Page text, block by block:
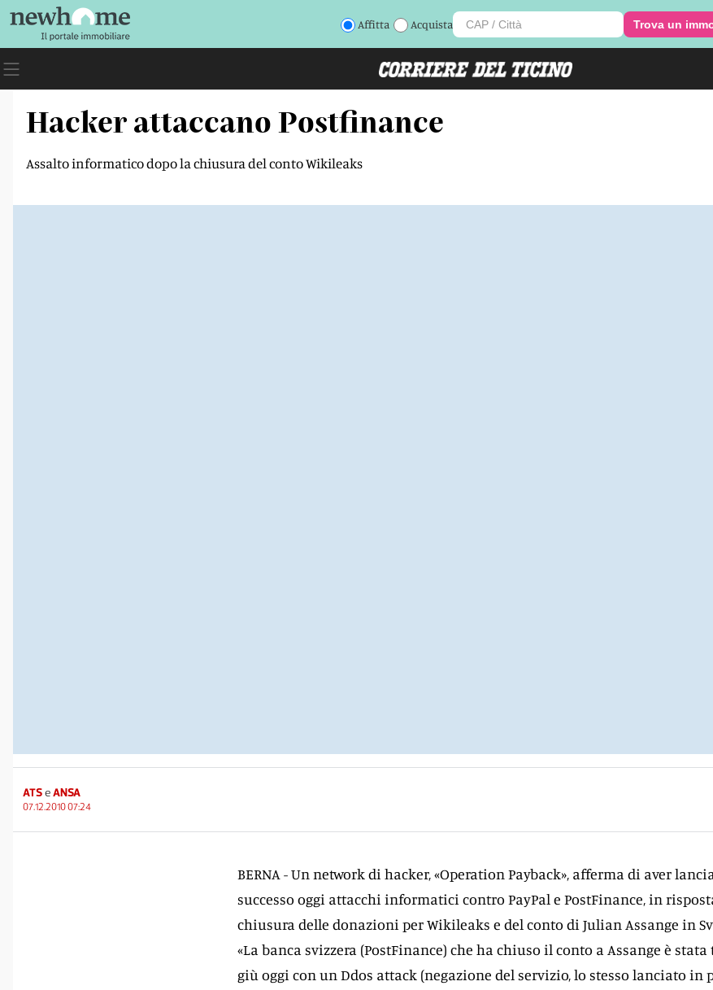
Affitta Acquista Trova un
Hacker attaccano Postfinance
Assalto informatico dopo la chiusura del conto Wikileaks
ATSeANSA
07.12.2010 07:24
BERNA - Un network di hacker, «Operation Payback», afferma di aver
successo oggi attacchi informatici contro PayPal e PostFinance, in
chiusura delle donazioni per Wikileaks e del conto di Julian Assange in
«La banca svizzera (PostFinance) che ha chiuso il conto a Assange è stata
giù oggi con un Ddos attack (negazione del servizio, lo stesso lanciato in